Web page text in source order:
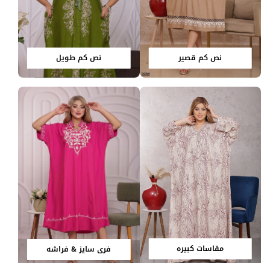
نص كم قصير نص كم طويل
مقاسات كبيره فري سايز & فراشه